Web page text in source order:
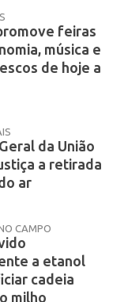
feiras
música e
de hoje a
da União
a retirada
ar
CAMPO
a etanol
cadeia
milho